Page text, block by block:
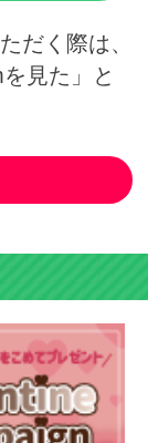
だく際は、
見た」と